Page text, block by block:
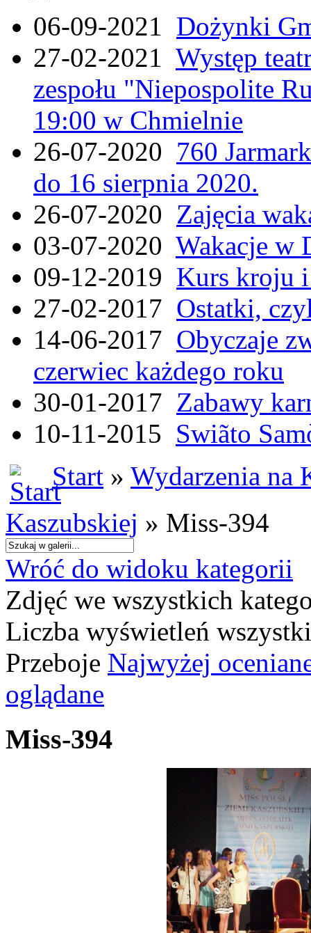
06-09-2021 Dożynki
27-02-2021 Występ
zespołu "Niepospolite
19:00 w Chmielnie
26-07-2020 760
do 16 sierpnia 2020.
26-07-2020 Zajęcia
03-07-2020 Wakacje w
09-12-2019 Kurs kroju i
27-02-2017 Ostatki,
14-06-2017 Obyczaje
czerwiec każdego roku
30-01-2017 Zabawy
10-11-2015 Swiãto
Start » Wydarzenia na
Kaszubskiej » Miss-394
Wróć do widoku kategorii
Zdjęć we wszystkich
Liczba wyświetleń
Przeboje Najwyżej
oglądane
Miss-394